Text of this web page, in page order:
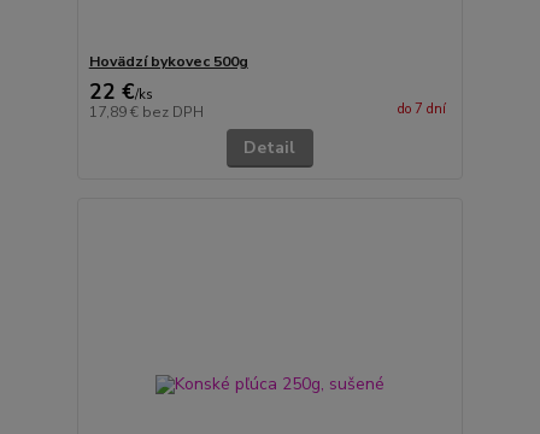
Hovädzí bykovec 500g
22 €/ks
17,89 € bez DPH do 7 dní
Detail